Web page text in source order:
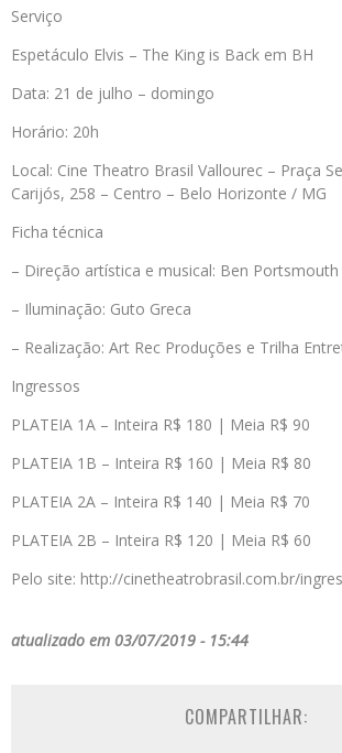
Serviço
Espetáculo Elvis – The King is Back em BH
Data: 21 de julho – domingo
Horário: 20h
Local: Cine Theatro Brasil Vallourec – Praça
Carijós, 258 – Centro – Belo Horizonte / MG
Ficha técnica
– Direção artística e musical: Ben Portsmouth
– Iluminação: Guto Greca
– Realização: Art Rec Produções e Trilha
Ingressos
PLATEIA 1A – Inteira R$ 180 | Meia R$ 90
PLATEIA 1B – Inteira R$ 160 | Meia R$ 80
PLATEIA 2A – Inteira R$ 140 | Meia R$ 70
PLATEIA 2B – Inteira R$ 120 | Meia R$ 60
Pelo site: http://cinetheatrobrasil.com.br/
atualizado em 03/07/2019 - 15:44
COMPARTILHAR: